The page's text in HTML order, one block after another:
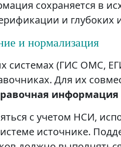
сохраняется в
и глубоких
и нормализация
системах (ГИС ОМС,
Для их
информация
с учетом НСИ,
источнике.